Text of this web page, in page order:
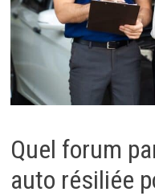
Quel forum
auto résiliée